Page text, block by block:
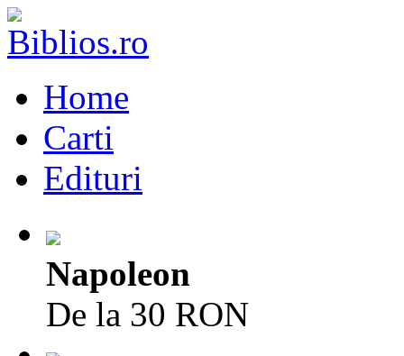
Home
Carti
Edituri
Napoleon
De la 30 RON